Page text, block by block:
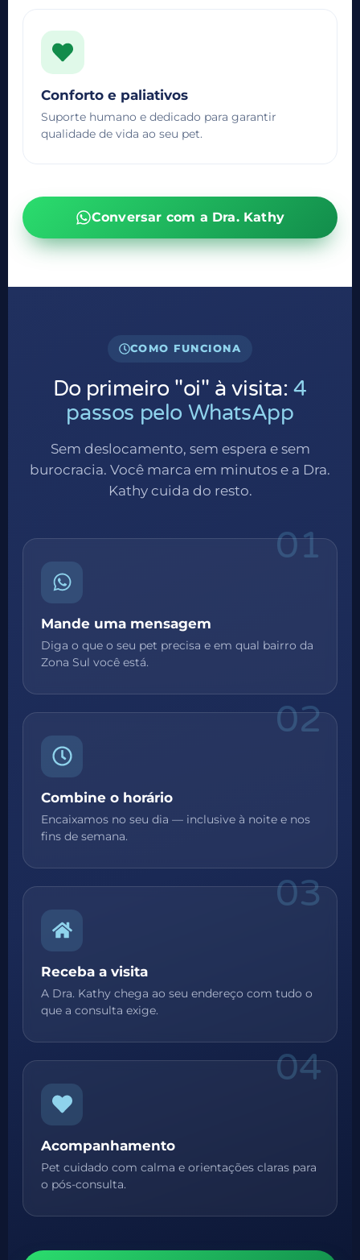
Conforto e paliativos
Suporte humano e dedicado para garantir
qualidade de vida ao seu pet.
Conversar com a Dra. Kathy
COMO FUNCIONA
Do primeiro "oi" à visita:4
passos pelo WhatsApp
Sem deslocamento, sem espera e sem
burocracia. Você marca em minutos e a Dra.
Kathy cuida do resto.
01
Mande uma mensagem
Diga o que o seu pet precisa e em qual bairro da
Zona Sul você está.
02
Combine o horário
Encaixamos no seu dia — inclusive à noite e nos
fins de semana.
03
Receba a visita
A Dra. Kathy chega ao seu endereço com tudo o
que a consulta exige.
04
Acompanhamento
Pet cuidado com calma e orientações claras para
o pós-consulta.